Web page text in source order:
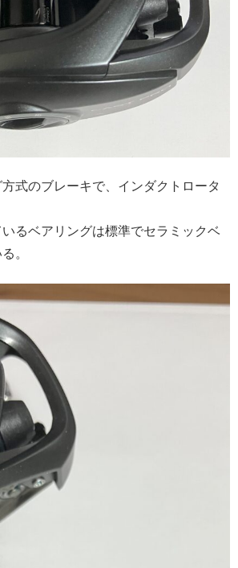
式のブレーキで、インダクトロータ
るベアリングは標準でセラミックベ
。